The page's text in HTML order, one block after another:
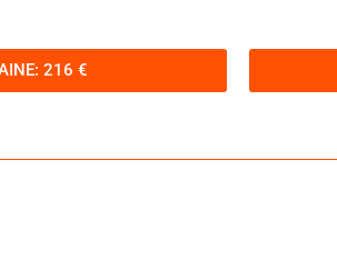
216 €